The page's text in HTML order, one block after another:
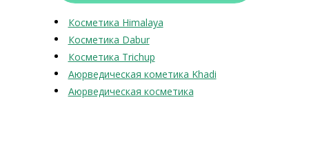
Косметика Himalaya
Косметика Dabur
Косметика Trichup
Аюрведическая кометика Khadi
Аюрведическая косметика